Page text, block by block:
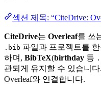
섹션 제목: “CiteDrive:
CiteDrive는 Overleaf를 쓰
.bib 파일과 프로젝트를
하며, BibTeX(birthday 등
관되게 유지할 수 있습니
Overleaf와 연결합니다.